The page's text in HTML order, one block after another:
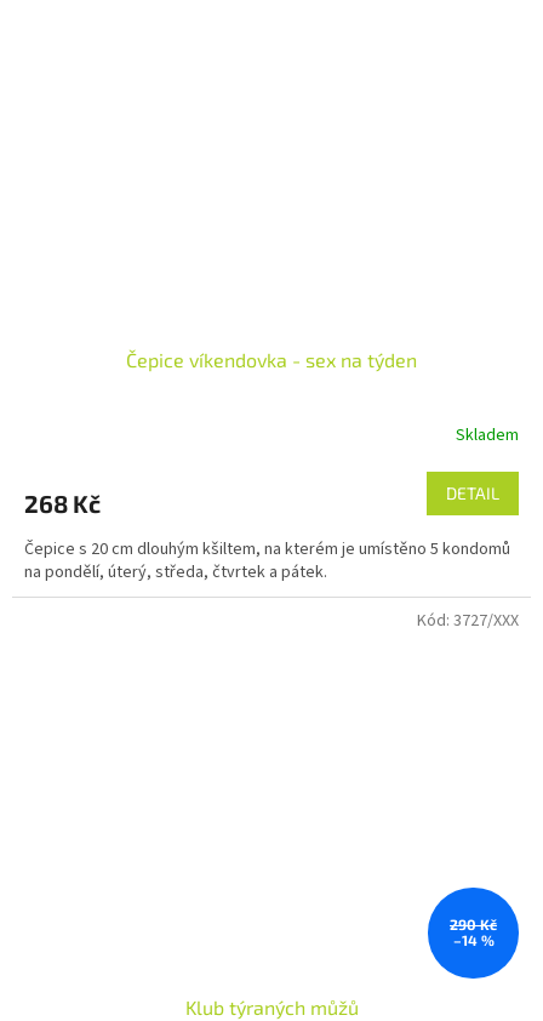
Čepice víkendovka - sex na týden
je
z
5
hvězdiček.
Skladem
268 Kč DETAIL
Čepice s 20 cm dlouhým kšiltem, na kterém je umístěno 5 kondomů
na pondělí, úterý, středa, čtvrtek a pátek.
290 Kč
–14 %
Klub týraných můžů
Kód: 3727/XXX